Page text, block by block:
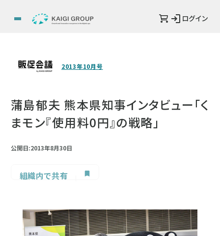
ログイン
2013年10月号
蒲島郁夫 熊本県知事インタビュー「く
まモン『使用料0円』の戦略」
公開日:2013年8月30日
組織内で共有